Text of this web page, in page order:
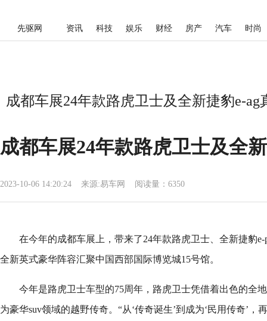
先驱网 资讯 科技 娱乐 财经 房产 汽车 时尚
成都车展24年款路虎卫士及全新捷豹e-ag
成都车展24年款路虎卫士及全
2023-10-06 14:20:24 来源:易车网 阅读量：6350
在今年的成都车展上，带来了24年款路虎卫士、全新捷豹
全新英式豪华阵容汇聚中国西部国际博览城15号馆。
今年是路虎卫士车型的75周年，路虎卫士凭借着出色的全
为豪华suv领域的越野传奇。“从‘传奇诞生’到成为‘民用传奇’，